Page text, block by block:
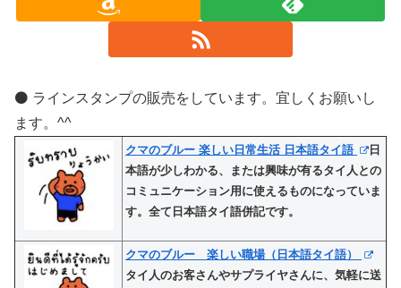
⚫️ ラインスタンプの販売をしています。宜しくお願いし
ます。^^
クマのブルー 楽しい日常生活 日本語タイ語
日
本語が少しわかる、または興味が有るタイ人との
コミュニケーション用に使えるものになっていま
す。全て日本語タイ語併記です。
クマのブルー 楽しい職場（日本語タイ語）
タイ人のお客さんやサプライヤさんに、気軽に送